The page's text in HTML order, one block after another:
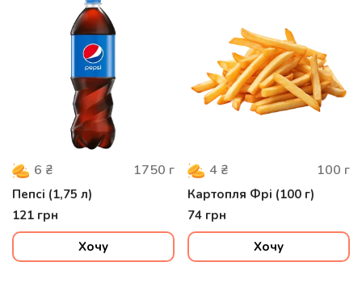
6 ₴ 1750 г
Пепсi (1,75 л)
121 грн
Хочу
4 ₴ 100 г
Картопля Фрі (100 г)
74 грн
Хочу